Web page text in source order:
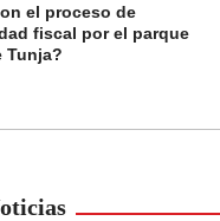
el proceso de
fiscal por el parque
Tunja?